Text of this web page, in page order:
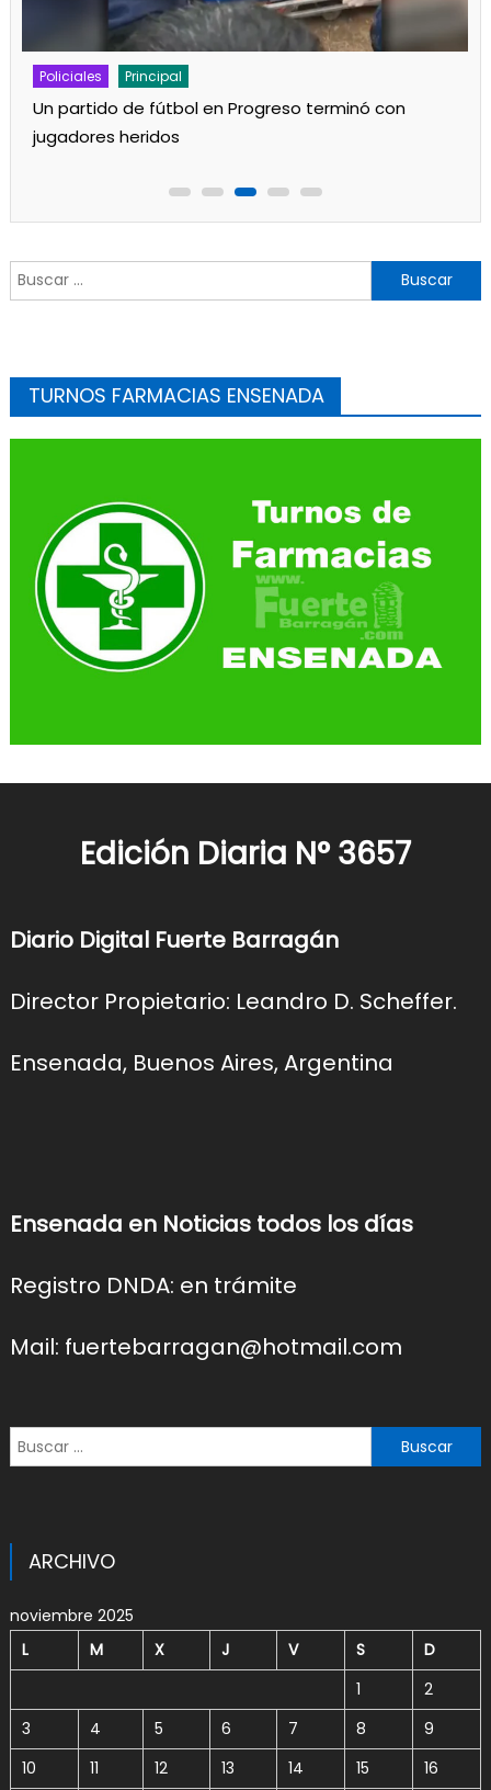
Policiales Principal
Un partido de fútbol en Progreso terminó con
jugadores heridos
Buscar:
TURNOS FARMACIAS ENSENADA
Edición Diaria N° 3657
Diario Digital Fuerte Barragán
Director Propietario: Leandro D. Scheffer.
Ensenada, Buenos Aires, Argentina
Ensenada en Noticias todos los días
Registro DNDA: en trámite
Mail: fuertebarragan@hotmail.com
Buscar:
ARCHIVO
noviembre 2025
L
M X J V S
D
1
2
3
4 5 6 7 8
9
10
11 12 13 14 15 16